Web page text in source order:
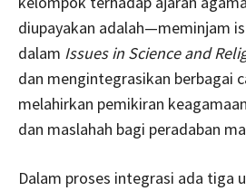
diupayakan adalah—meminjam
dalam Issues in Science and
dan mengintegrasikan berbagai
melahirkan pemikiran
dan maslahah bagi peradaban
Dalam proses integrasi ada tiga